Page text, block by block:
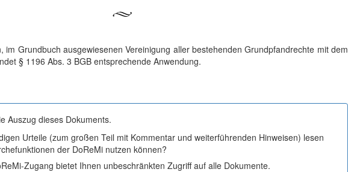
im Grundbuch ausgewiesenen Vereinigung aller bestehenden Grundpfandrechte mit dem
§ 1196 Abs. 3 BGB entsprechende Anwendung.
Auszug dieses Dokuments.
Urteile (zum großen Teil mit Kommentar und weiterführenden Hinweisen) lesen
der DoReMi nutzen können?
Zugang bietet Ihnen unbeschränkten Zugriff auf alle Dokumente.